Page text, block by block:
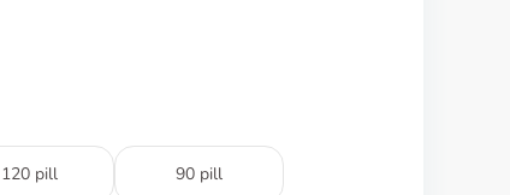
120 pill 90 pill